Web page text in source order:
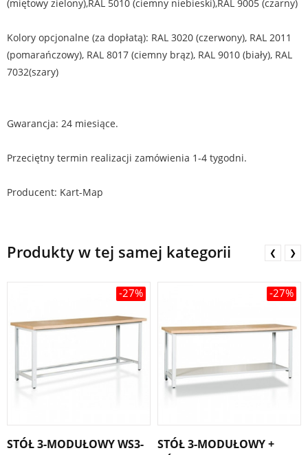
(miętowy zielony),RAL 5010 (ciemny niebieski),RAL 9005 (czarny)
Kolory opcjonalne (za dopłatą): RAL 3020 (czerwony), RAL 2011
(pomarańczowy), RAL 8017 (ciemny brąz), RAL 9010 (biały), RAL
7032(szary)
Gwarancja: 24 miesiące.
Przeciętny termin realizacji zamówienia 1-4 tygodni.
Producent: Kart-Map
Produkty w tej samej kategorii
-27%
STÓŁ 3-MODUŁOWY WS3-
-27%
STÓŁ 3-MODUŁOWY +
❮ ❯